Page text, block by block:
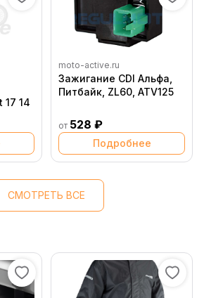
17 14
moto-active.ru
Зажигание CDI Альфа,
Питбайк, ZL60, ATV125
от 528 ₽
Подробнее
СМОТРЕТЬ ВСЕ